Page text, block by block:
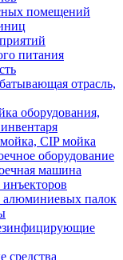
помещений
питания
отрасль,
оборудования,
CIP мойка
оборудование
машина
палок
средства